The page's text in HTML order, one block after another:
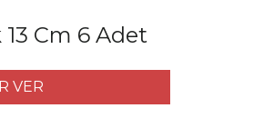
Cm 6 Adet
VER